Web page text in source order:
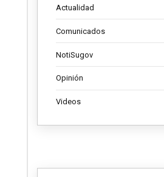
Actualidad
Comunicados
NotiSugov
Opinión
Videos